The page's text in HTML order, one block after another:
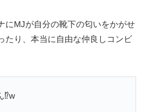
にMJが自分の靴下の匂いをかがせ
たり、本当に自由な仲良しコンビ
⁉️w